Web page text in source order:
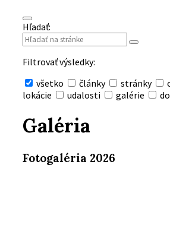
Hľadať:
Filtrovať výsledky:
všetko
články stránky
lokácie
udalosti galérie
vyhľadávanie
Galéria
Fotogaléria 2026